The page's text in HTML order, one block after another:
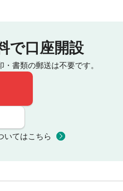
で口座開設
・書類の郵送は不要です。
いてはこちら